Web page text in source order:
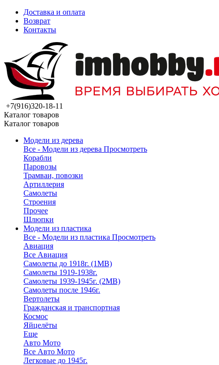
Доставка и оплата
Возврат
Контакты
+7(916)320-18-11
Каталог товаров
Каталог товаров
Модели из дерева
Все - Модели из дерева Просмотреть
Корабли
Паровозы
Трамваи, повозки
Артиллерия
Самолеты
Строения
Прочее
Шлюпки
Модели из пластика
Все - Модели из пластика Просмотреть
Авиация
Все Авиация
Самолеты до 1918г. (1МВ)
Самолеты 1919-1938г.
Самолеты 1939-1945г. (2МВ)
Самолеты после 1946г.
Вертолеты
Гражданская и транспортная
Космос
Яйцелёты
Еще
Авто Мото
Все Авто Мото
Легковые до 1945г.